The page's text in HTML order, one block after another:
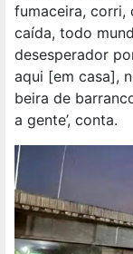
fumaceira, corri,
caída, todo
desesperador
aqui [em casa],
beira de
a gente’, conta.